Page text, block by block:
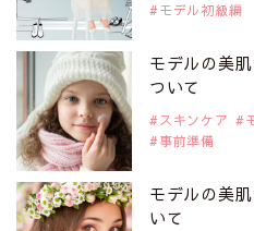
2019年9月29日
注目モデルを1名追加いたしました
是非ご覧ください。
注目モデル 水原佑果さん
2019年9月29日
注目モデルを1名追加いたしました
是非ご覧ください。
注目モデル CHIHARUさん
モデル初級編
モデルの美
ついて
スキンケア
事前準備
モデルの美
いて